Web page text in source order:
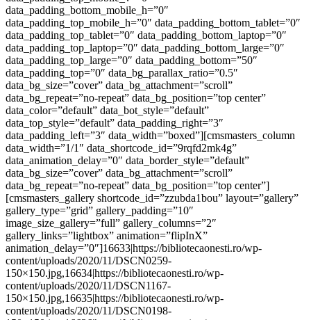
data_padding_bottom_mobile_h=”0″
data_padding_top_mobile_h=”0″ data_padding_bottom_tablet=”0″
data_padding_top_tablet=”0″ data_padding_bottom_laptop=”0″
data_padding_top_laptop=”0″ data_padding_bottom_large=”0″
data_padding_top_large=”0″ data_padding_bottom=”50″
data_padding_top=”0″ data_bg_parallax_ratio=”0.5″
data_bg_size=”cover” data_bg_attachment=”scroll”
data_bg_repeat=”no-repeat” data_bg_position=”top center”
data_color=”default” data_bot_style=”default”
data_top_style=”default” data_padding_right=”3″
data_padding_left=”3″ data_width=”boxed”][cmsmasters_column
data_width=”1/1″ data_shortcode_id=”9rqfd2mk4g”
data_animation_delay=”0″ data_border_style=”default”
data_bg_size=”cover” data_bg_attachment=”scroll”
data_bg_repeat=”no-repeat” data_bg_position=”top center”]
[cmsmasters_gallery shortcode_id=”zzubda1bou” layout=”gallery”
gallery_type=”grid” gallery_padding=”10″
image_size_gallery=”full” gallery_columns=”2″
gallery_links=”lightbox” animation=”flipInX”
animation_delay=”0″]16633|https://bibliotecaonesti.ro/wp-
content/uploads/2020/11/DSCN0259-
150×150.jpg,16634|https://bibliotecaonesti.ro/wp-
content/uploads/2020/11/DSCN1167-
150×150.jpg,16635|https://bibliotecaonesti.ro/wp-
content/uploads/2020/11/DSCN0198-